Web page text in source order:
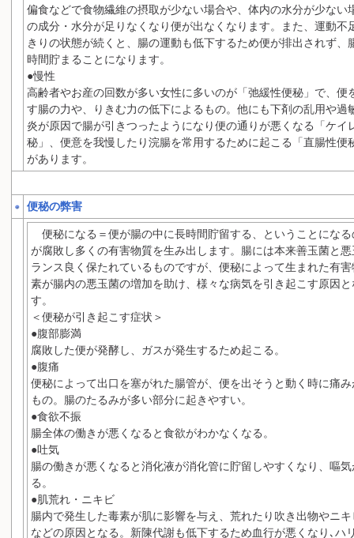
偏食などで食物繊維の摂取が少ない場合や、体内の水分が少ない
の成分・水分が足りなくなり便が出なくなります。また、運動不
きりの状態が続くと、腸の運動も低下するため便が排出されず、
時間貯まることになります。
●慢性
高齢者やお産の回数が多い女性に多いのが「弛緩性便秘」で、便
す腸の力や、りきむ力の低下によるもの。他にも下剤の乱用や過
炎が原因で腸が引きつったようになり便の通りが悪くなる「ケイ
秘」、便意を我慢したり浣腸を常用するために起こる「直腸性便
があります。
便秘の弊害
便秘になる＝便が腸の中に長時間貯留する、ということになる
が腐敗し多くの有害物質を生み出します。腸には本来善玉菌と
ランス良く保たれているものですが、便秘によって生まれた有
素が腸内の悪玉菌の増加を助け、様々な病気を引き起こす原因
す。
＜便秘が引き起こす症状＞
●腹部膨満
腐敗した便が発酵し、ガスが発生するため起こる。
●腹痛
便秘によって出口を塞がれた腸管が、便を出そうと動く時に痛
もの。腸のたるみが多い部分に起きやすい。
●食欲不振
腸全体の働きが悪くなると食欲がわかなくなる。
●吐気
腸の働きが悪くなると消化液が消化管に貯留しやすくなり、嘔
る。
●肌荒れ・ニキビ
腸内で発生した毒素が肌に影響を与え、荒れたり吹き出物やニ
などの原因となる。新陳代謝も低下するため血行が悪くなり､ハ